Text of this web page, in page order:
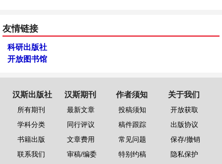
友情链接
科研出版社
开放图书馆
汉斯出版社
所有期刊
学科分类
书籍出版
联系我们
汉斯期刊
最新文章
同行评议
文章费用
审稿/编委
作者须知
投稿须知
稿件跟踪
常见问题
特别约稿
关于我们
开放获取
出版协议
保存/撤销
隐私保护